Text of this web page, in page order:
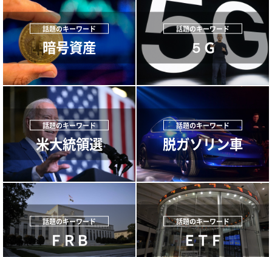
暗号資産 ５Ｇ
米大統領選 脱ガソリン車
ＦＲＢ ＥＴＦ